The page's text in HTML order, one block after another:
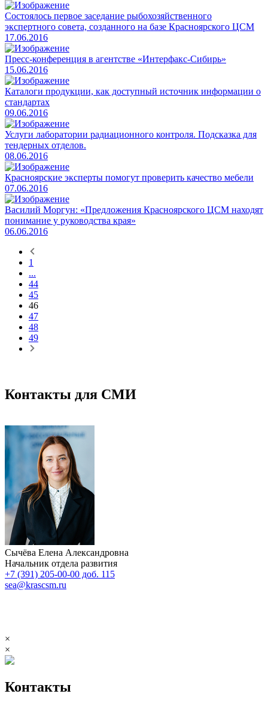
Состоялось первое заседание рыбохозяйственного
экспертного совета, созданного на базе Красноярского ЦСМ
17.06.2016
Пресс-конференция в агентстве «Интерфакс-Сибирь»
15.06.2016
Каталоги продукции, как доступный источник информации о
стандартах
09.06.2016
Услуги лаборатории радиационного контроля. Подсказка для
тендерных отделов.
08.06.2016
Красноярские эксперты помогут проверить качество мебели
07.06.2016
Василий Моргун: «Предложения Красноярского ЦСМ находят
понимание у руководства края»
06.06.2016
1
...
44
45
46
47
48
49
Контакты для СМИ
Сычёва Елена Александровна
Начальник отдела развития
+7 (391) 205-00-00 доб. 115
sea@krascsm.ru
×
×
Контакты